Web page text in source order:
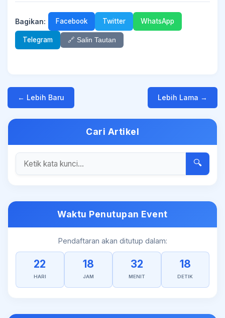
Bagikan: Facebook Twitter WhatsApp
Telegram 🔗 Salin Tautan
← Lebih Baru Lebih Lama →
Cari Artikel
🔍
Waktu Penutupan Event
Pendaftaran akan ditutup dalam:
22
HARI
18
JAM
32
MENIT
18
DETIK